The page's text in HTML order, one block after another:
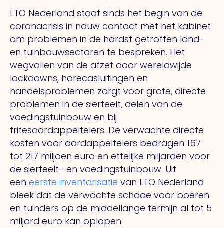
LTO Nederland staat sinds het begin van de
coronacrisis in nauw contact met het kabinet
om problemen in de hardst getroffen land-
en tuinbouwsectoren te bespreken. Het
wegvallen van de afzet door wereldwijde
lockdowns, horecasluitingen en
handelsproblemen zorgt voor grote, directe
problemen in de sierteelt, delen van de
voedingstuinbouw en bij
fritesaardappeltelers. De verwachte directe
kosten voor aardappeltelers bedragen 167
tot 217 miljoen euro en ettelijke miljarden voor
de sierteelt- en voedingstuinbouw. Uit
een eerste inventarisatie van LTO Nederland
bleek dat de verwachte schade voor boeren
en tuinders op de middellange termijn al tot 5
miljard euro kan oplopen.